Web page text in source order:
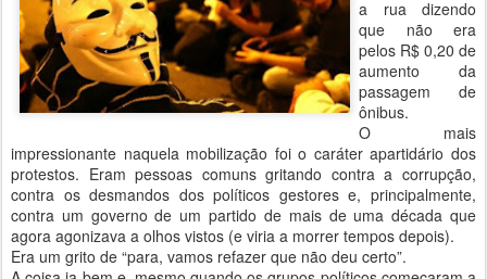
a rua dizendo
que não era
pelos R$ 0,20 de
aumento da
passagem de
ônibus.
O mais
impressionante naquela mobilização foi o caráter apartidário dos
protestos. Eram pessoas comuns gritando contra a corrupção,
contra os desmandos dos políticos gestores e, principalmente,
contra um governo de um partido de mais de uma década que
agora agonizava a olhos vistos (e viria a morrer tempos depois).
Era um grito de “para, vamos refazer que não deu certo”.